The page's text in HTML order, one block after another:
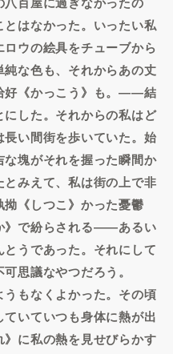
はなかった。いったい私
ウの絵具をチューブから
な色も、それからあの丈
好《かっこう》も。――結
した。それからの私はど
い間街を歩いていた。始
塊がそれを握った瞬間か
みえて、私は街の上で非
《しつこ》かった憂鬱
》で紛らされる――あるい
うであった。それにして
思議なやつだろう。
もなくよかった。その頃
いていつも身体に熱が出
に私の熱を見せびらかす